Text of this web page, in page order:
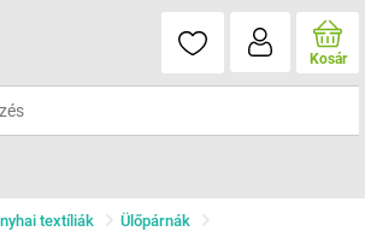
Kosár
textíliák Ülőpárnák